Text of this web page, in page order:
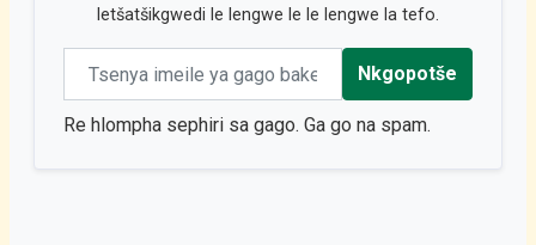
letšatšikgwedi le lengwe le le lengwe la tefo.
Email address
Nkgopotše
Re hlompha sephiri sa gago. Ga go na spam.